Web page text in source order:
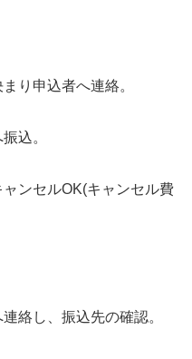
り申込者へ連絡。
込。
ンセルOK(キャンセル費
絡し、振込先の確認。